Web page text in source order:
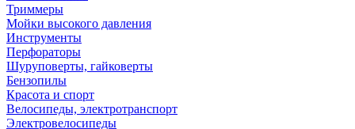
Триммеры
Мойки высокого давления
Инструменты
Перфораторы
Шуруповерты, гайковерты
Бензопилы
Красота и спорт
Велосипеды, электротранспорт
Электровелосипеды